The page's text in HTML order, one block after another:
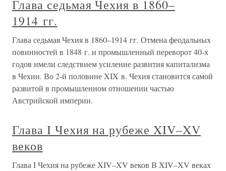
Глава седьмая Чехия в 1860–
1914 гг.
Глава седьмая Чехия в 1860–1914 гг. Отмена феодальных
повинностей в 1848 г. и промышленный переворот 40-х
годов имели следствием усиление развития капитализма
в Чехии. Во 2-й половине XIX в. Чехия становится самой
развитой в промышленном отношении частью
Австрийской империи.
Глава I Чехия на рубеже XIV–XV
веков
Глава I Чехия на рубеже XIV–XV веков В XIV–XV веках